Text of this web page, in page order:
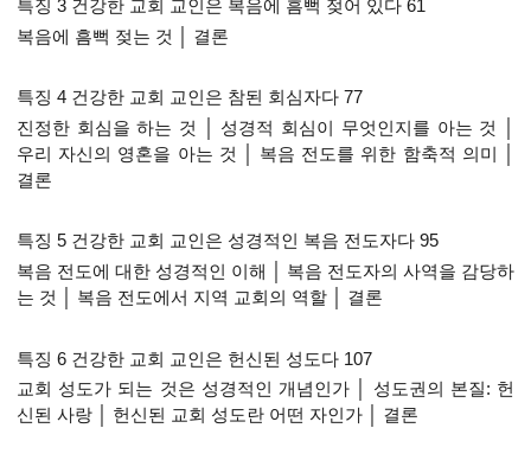
특징 3 건강한 교회 교인은 복음에 흠뻑 젖어 있다 61
복음에 흠뻑 젖는 것 │ 결론
특징 4 건강한 교회 교인은 참된 회심자다 77
진정한 회심을 하는 것 │ 성경적 회심이 무엇인지를 아는 것 │
우리 자신의 영혼을 아는 것 │ 복음 전도를 위한 함축적 의미 │
결론
특징 5 건강한 교회 교인은 성경적인 복음 전도자다 95
복음 전도에 대한 성경적인 이해 │ 복음 전도자의 사역을 감당하
는 것 │ 복음 전도에서 지역 교회의 역할 │ 결론
특징 6 건강한 교회 교인은 헌신된 성도다 107
교회 성도가 되는 것은 성경적인 개념인가 │ 성도권의 본질: 헌
신된 사랑 │ 헌신된 교회 성도란 어떤 자인가 │ 결론